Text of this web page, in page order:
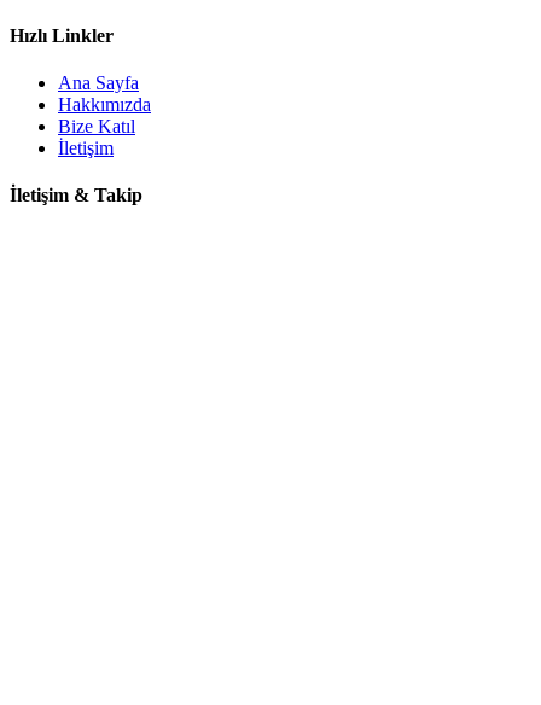
Hızlı Linkler
Ana Sayfa
Hakkımızda
Bize Katıl
İletişim
İletişim & Takip